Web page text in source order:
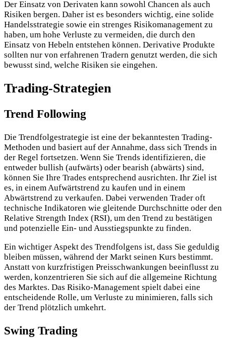
Der Einsatz von Derivaten kann sowohl Chancen als auch
Risiken bergen. Daher ist es besonders wichtig, eine solide
Handelsstrategie sowie ein strenges Risikomanagement zu
haben, um hohe Verluste zu vermeiden, die durch den
Einsatz von Hebeln entstehen können. Derivative Produkte
sollten nur von erfahrenen Tradern genutzt werden, die sich
bewusst sind, welche Risiken sie eingehen.
Trading-Strategien
Trend Following
Die Trendfolgestrategie ist eine der bekanntesten Trading-
Methoden und basiert auf der Annahme, dass sich Trends in
der Regel fortsetzen. Wenn Sie Trends identifizieren, die
entweder bullish (aufwärts) oder bearish (abwärts) sind,
können Sie Ihre Trades entsprechend ausrichten. Ihr Ziel ist
es, in einem Aufwärtstrend zu kaufen und in einem
Abwärtstrend zu verkaufen. Dabei verwenden Trader oft
technische Indikatoren wie gleitende Durchschnitte oder den
Relative Strength Index (RSI), um den Trend zu bestätigen
und potenzielle Ein- und Ausstiegspunkte zu finden.
Ein wichtiger Aspekt des Trendfolgens ist, dass Sie geduldig
bleiben müssen, während der Markt seinen Kurs bestimmt.
Anstatt von kurzfristigen Preisschwankungen beeinflusst zu
werden, konzentrieren Sie sich auf die allgemeine Richtung
des Marktes. Das Risiko-Management spielt dabei eine
entscheidende Rolle, um Verluste zu minimieren, falls sich
der Trend plötzlich umkehrt.
Swing Trading